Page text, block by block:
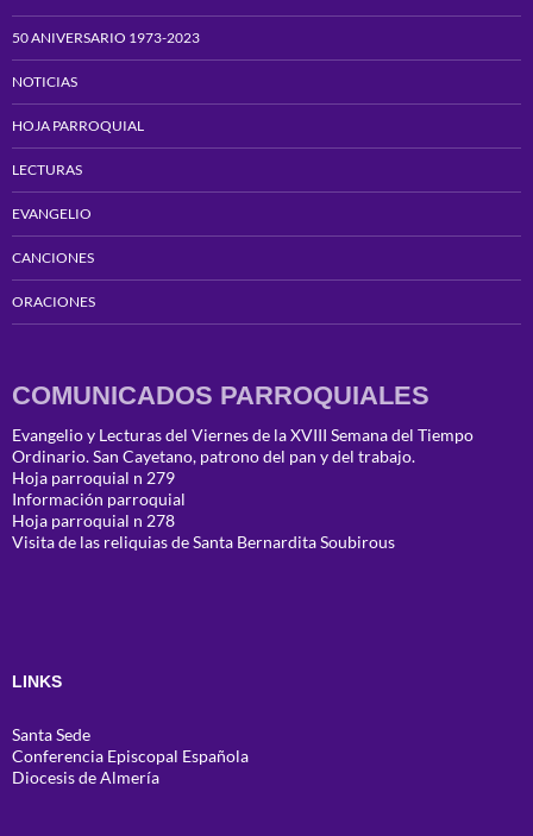
50 ANIVERSARIO 1973-2023
NOTICIAS
HOJA PARROQUIAL
LECTURAS
EVANGELIO
CANCIONES
ORACIONES
COMUNICADOS PARROQUIALES
Evangelio y Lecturas del Viernes de la XVIII Semana del Tiempo
Ordinario. San Cayetano, patrono del pan y del trabajo.
Hoja parroquial n 279
Información parroquial
Hoja parroquial n 278
Visita de las reliquias de Santa Bernardita Soubirous
LINKS
Santa Sede
Conferencia Episcopal Española
Diocesis de Almería